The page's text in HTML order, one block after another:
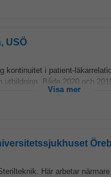
USÖ
kontinuitet i patient-
utbildning. Både 2020 och
Visa mer
Här arbetar